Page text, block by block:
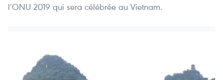
l’ONU 2019 qui sera célébrée au Vietnam.